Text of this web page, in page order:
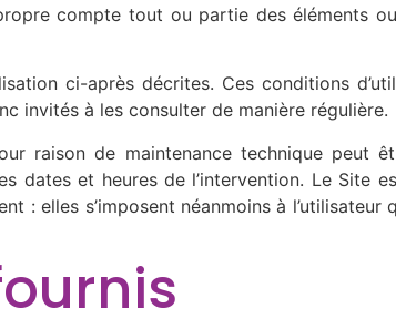
compte tout ou partie des éléments
ci-après décrites. Ces conditions
invités à les consulter de manière régulière.
raison de maintenance technique peut
dates et heures de l’intervention. Le Site
: elles s’imposent néanmoins à l’utilisateur